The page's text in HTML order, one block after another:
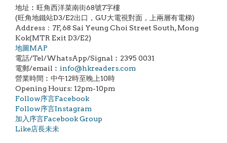
地址︰旺角西洋菜南街68號7字樓
(旺角地鐵站D3/E2出口，GU大電視對面，上兩層有電梯)
Address：7F, 68 Sai Yeung Choi Street South, Mong
Kok(MTR Exit D3/E2)
地圖MAP
電話/Tel/WhatsApp/Signal︰2395 0031
電郵/email︰ info@hkreaders.com
營業時間︰中午12時至晚上10時
Opening Hours: 12pm-10pm
Follow序言Facebook
Follow序言Instagram
加入序言Facebook Group
Like店長未未